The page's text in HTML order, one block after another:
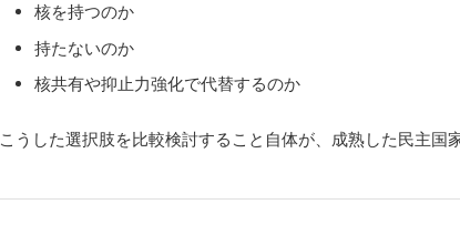
核を持つのか
持たないのか
核共有や抑止力強化で代替するのか
こうした選択肢を比較検討すること自体が、成熟した民主国